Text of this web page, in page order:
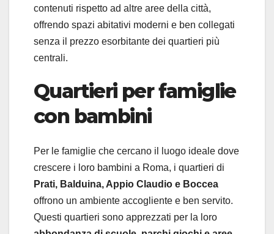
contenuti rispetto ad altre aree della città,
offrendo spazi abitativi moderni e ben collegati
senza il prezzo esorbitante dei quartieri più
centrali.
Quartieri per famiglie
con bambini
Per le famiglie che cercano il luogo ideale dove
crescere i loro bambini a Roma, i quartieri di
Prati, Balduina, Appio Claudio e Boccea
offrono un ambiente accogliente e ben servito.
Questi quartieri sono apprezzati per la loro